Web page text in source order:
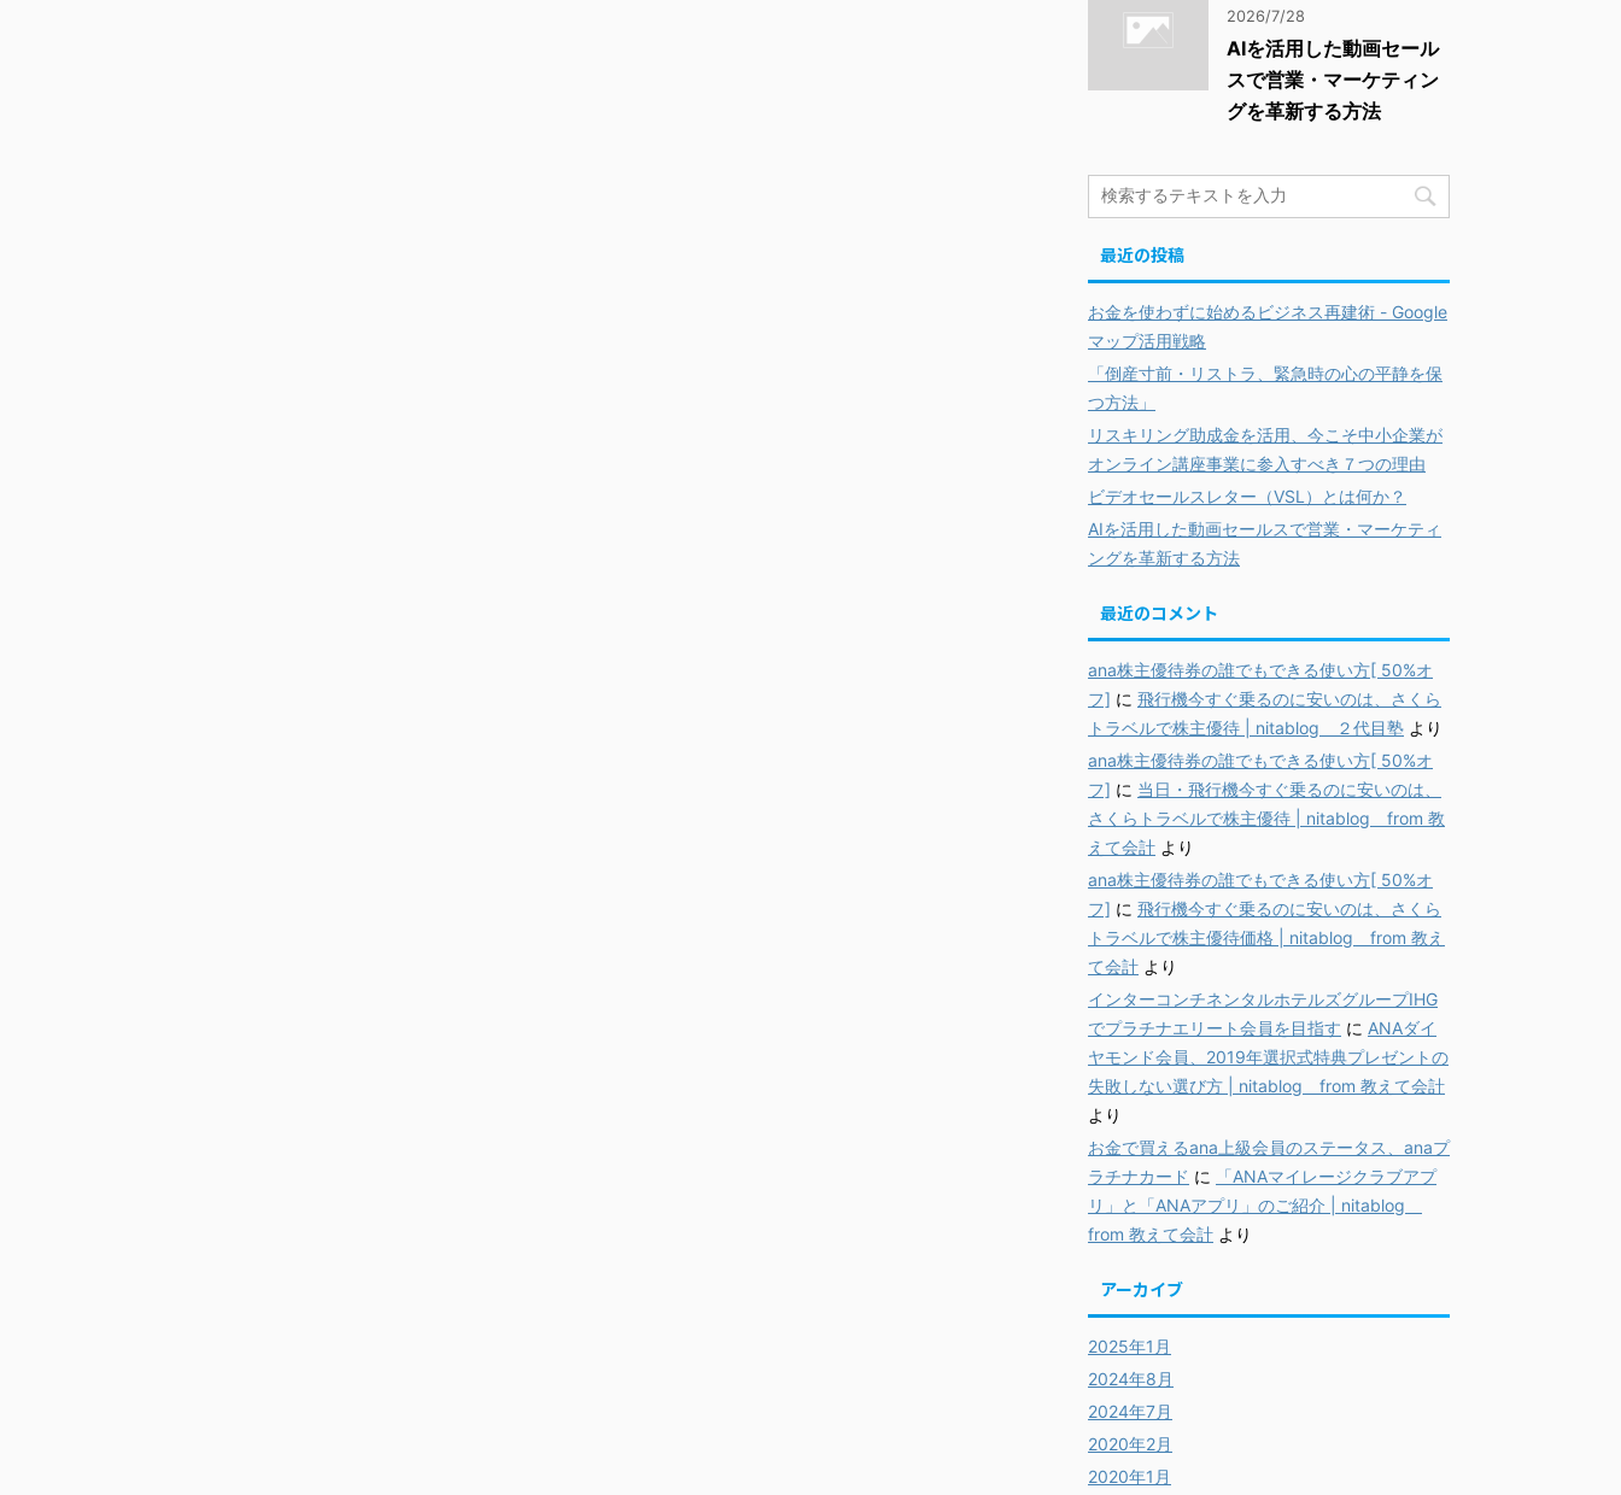
2026/7/28
AIを活用した動画セール
スで営業・マーケティン
グを革新する方法
最近の投稿
お金を使わずに始めるビジネス再建術 - Google
マップ活用戦略
「倒産寸前・リストラ、緊急時の心の平静を保
つ方法」
リスキリング助成金を活用、今こそ中小企業が
オンライン講座事業に参入すべき７つの理由
ビデオセールスレター（VSL）とは何か？
AIを活用した動画セールスで営業・マーケティ
ングを革新する方法
最近のコメント
ana株主優待券の誰でもできる使い方[ 50%オ
フ] に 飛行機今すぐ乗るのに安いのは、さくら
トラベルで株主優待 | nitablog ２代目塾 より
ana株主優待券の誰でもできる使い方[ 50%オ
フ] に 当日・飛行機今すぐ乗るのに安いのは、
さくらトラベルで株主優待 | nitablog from 教
えて会計 より
ana株主優待券の誰でもできる使い方[ 50%オ
フ] に 飛行機今すぐ乗るのに安いのは、さくら
トラベルで株主優待価格 | nitablog from 教え
て会計 より
インターコンチネンタルホテルズグループIHG
でプラチナエリート会員を目指す に ANAダイ
ヤモンド会員、2019年選択式特典プレゼントの
失敗しない選び方 | nitablog from 教えて会計
より
お金で買えるana上級会員のステータス、anaプ
ラチナカード に
「ANAマイレージクラブアプ
リ」と「ANAアプリ」のご紹介 | nitablog
from 教えて会計 より
アーカイブ
2025年1月
2024年8月
2024年7月
2020年2月
2020年1月